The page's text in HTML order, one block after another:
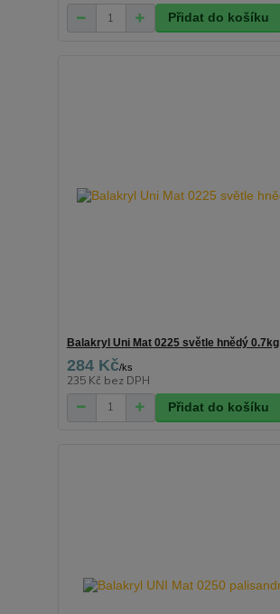
Přidat do košíku
Balakryl Uni Mat 0225 světle hnědý 0.7kg
284 Kč/ks
235 Kč bez DPH
Přidat do košíku